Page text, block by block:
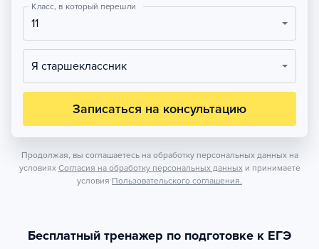
Класс, в который перешли
11
Я старшеклассник
Записаться на консультацию
Продолжая, вы соглашаетесь на обработку персональных данных на
условиях Согласия на обработку персональных данных и принимаете
условия Пользовательского соглашения.
Бесплатный тренажер по подготовке к ЕГЭ